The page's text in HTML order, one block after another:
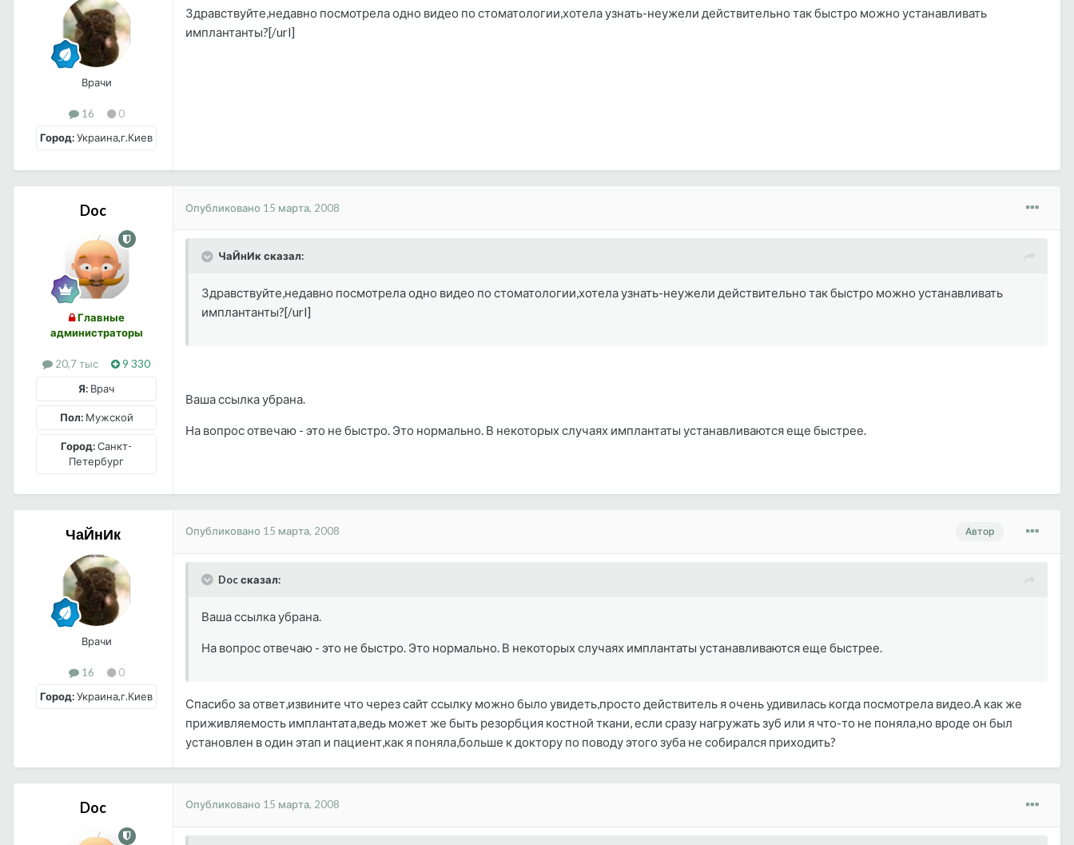
Врачи
16
0
Город:Украина,г.Киев
Здравствуйте,недавно посмотрела одно видео по стоматологии,хотела узнать-неужели действительно так быстро можно устанавливать
имплантанты?[/url]
Doc
Главные
администраторы
20,7 тыс
9 330
Я: Врач
Пол:Мужской
Город:Санкт-
Петербург
Опубликовано 15 марта, 2008
ЧаЙнИк сказал:
Здравствуйте,недавно посмотрела одно видео по стоматологии,хотела узнать-неужели действительно так быстро можно устанавливать
имплантанты?[/url]
Ваша ссылка убрана.
На вопрос отвечаю - это не быстро. Это нормально. В некоторых случаях имплантаты устанавливаются еще быстрее.
ЧаЙнИк
Врачи
16
0
Город:Украина,г.Киев
Автор
Опубликовано 15 марта, 2008
Doc сказал:
Ваша ссылка убрана.
На вопрос отвечаю - это не быстро. Это нормально. В некоторых случаях имплантаты устанавливаются еще быстрее.
Спасибо за ответ,извините что через сайт ссылку можно было увидеть,просто действитель я очень удивилась когда посмотрела видео.А как же
приживляемость имплантата,ведь может же быть резорбция костной ткани, если сразу нагружать зуб или я что-то не поняла,но вроде он был
установлен в один этап и пациент,как я поняла,больше к доктору по поводу этого зуба не собирался приходить?
Doc Опубликовано 15 марта, 2008